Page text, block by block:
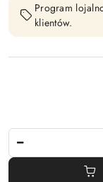
Program
klientów.